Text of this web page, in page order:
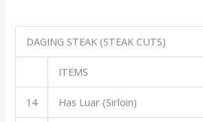
DAGING STEAK (STEAK CUTS)
ITEMS
14 Has Luar (Sirloin)